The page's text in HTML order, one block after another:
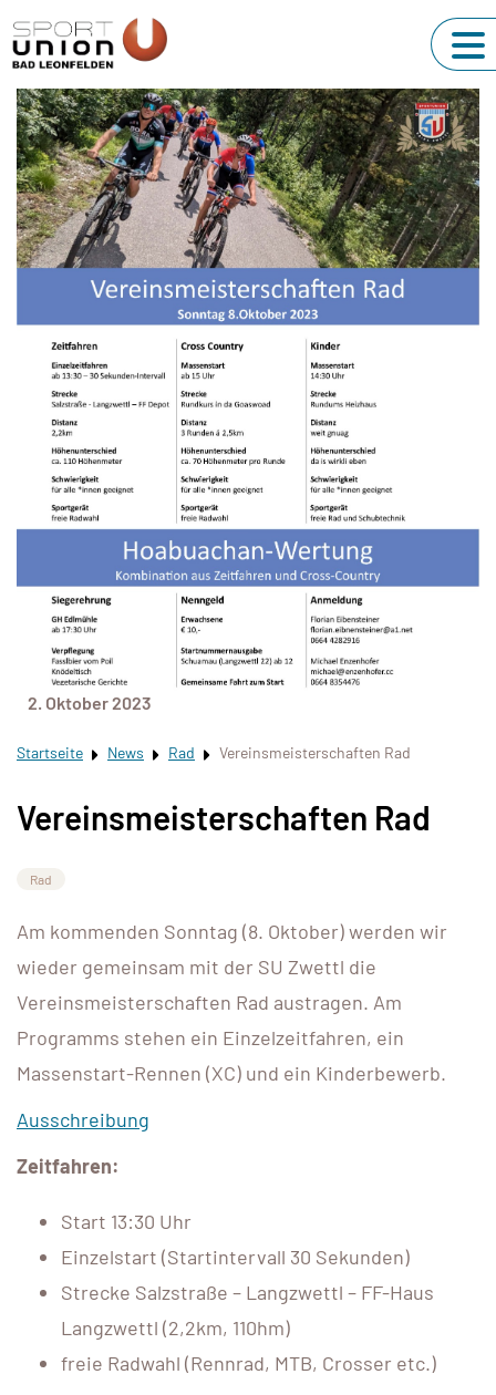
2. Oktober 2023
Startseite News Rad Vereinsmeisterschaften Rad
Vereinsmeisterschaften Rad
Rad
Am kommenden Sonntag (8. Oktober) werden wir
wieder gemeinsam mit der SU Zwettl die
Vereinsmeisterschaften Rad austragen. Am
Programms stehen ein Einzelzeitfahren, ein
Massenstart-Rennen (XC) und ein Kinderbewerb.
Ausschreibung
Zeitfahren:
Start 13:30 Uhr
Einzelstart (Startintervall 30 Sekunden)
Strecke Salzstraße – Langzwettl – FF-Haus
Langzwettl (2,2km, 110hm)
freie Radwahl (Rennrad, MTB, Crosser etc.)